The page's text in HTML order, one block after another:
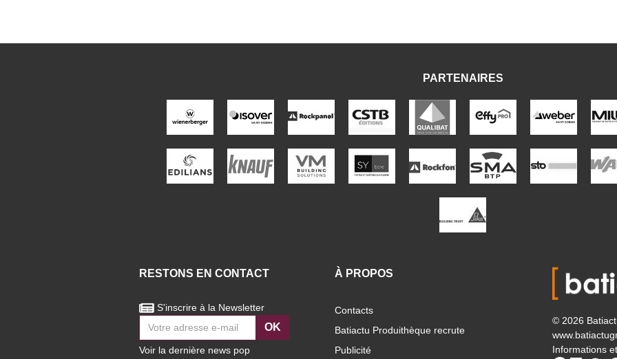
PARTENAIRES
RESTONS EN CONTACT
S'inscrire à la Newsletter
OK
Voir la dernière news pop
À PROPOS
Contacts
Batiactu Produithèque recrute
Publicité
© 2026
Informations